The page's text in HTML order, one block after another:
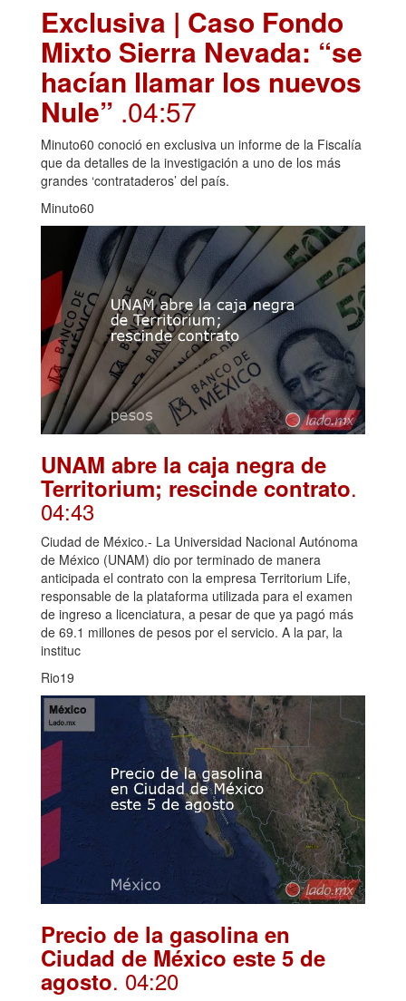
Exclusiva | Caso Fondo
Mixto Sierra Nevada: “se
hacían llamar los nuevos
Nule” .04:57
Minuto60 conoció en exclusiva un informe de la Fiscalía
que da detalles de la investigación a uno de los más
grandes ‘contrataderos’ del país.
Minuto60
UNAM abre la caja negra de
Territorium; rescinde contrato.
04:43
Ciudad de México.- La Universidad Nacional Autónoma
de México (UNAM) dio por terminado de manera
anticipada el contrato con la empresa Territorium Life,
responsable de la plataforma utilizada para el examen
de ingreso a licenciatura, a pesar de que ya pagó más
de 69.1 millones de pesos por el servicio. A la par, la
instituc
Rio19
Precio de la gasolina en
Ciudad de México este 5 de
agosto. 04:20